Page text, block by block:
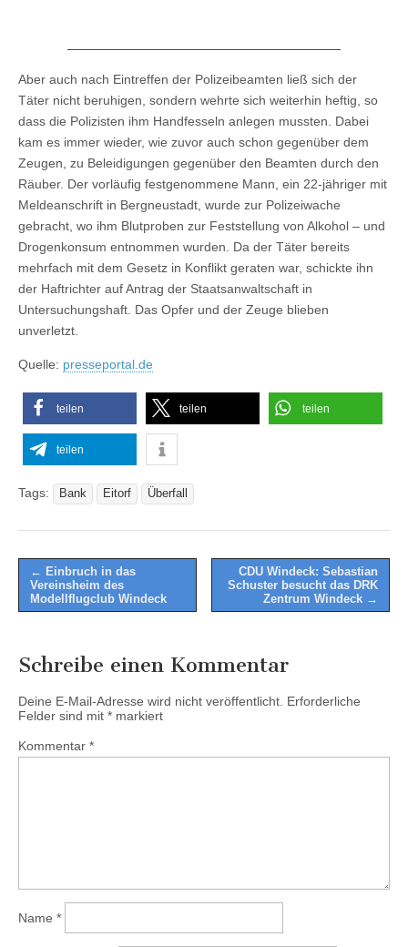
Aber auch nach Eintreffen der Polizeibeamten ließ sich der
Täter nicht beruhigen, sondern wehrte sich weiterhin heftig, so
dass die Polizisten ihm Handfesseln anlegen mussten. Dabei
kam es immer wieder, wie zuvor auch schon gegenüber dem
Zeugen, zu Beleidigungen gegenüber den Beamten durch den
Räuber. Der vorläufig festgenommene Mann, ein 22-jähriger mit
Meldeanschrift in Bergneustadt, wurde zur Polizeiwache
gebracht, wo ihm Blutproben zur Feststellung von Alkohol – und
Drogenkonsum entnommen wurden. Da der Täter bereits
mehrfach mit dem Gesetz in Konflikt geraten war, schickte ihn
der Haftrichter auf Antrag der Staatsanwaltschaft in
Untersuchungshaft. Das Opfer und der Zeuge blieben
unverletzt.
Quelle: presseportal.de
teilen teilen teilen
teilen
Tags: Bank Eitorf Überfall
Post
navigation
← Einbruch in das
Vereinsheim des
Modellflugclub Windeck
CDU Windeck: Sebastian
Schuster besucht das DRK
Zentrum Windeck →
Schreibe einen Kommentar
Deine E-Mail-Adresse wird nicht veröffentlicht. Erforderliche
Felder sind mit * markiert
Kommentar *
Name *